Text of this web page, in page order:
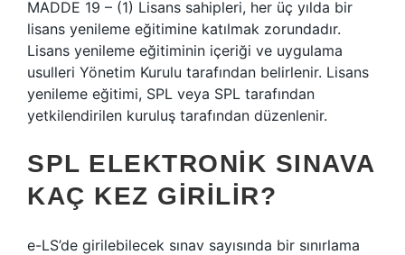
MADDE 19 – (1) Lisans sahipleri, her üç yılda bir
lisans yenileme eğitimine katılmak zorundadır.
Lisans yenileme eğitiminin içeriği ve uygulama
usulleri Yönetim Kurulu tarafından belirlenir. Lisans
yenileme eğitimi, SPL veya SPL tarafından
yetkilendirilen kuruluş tarafından düzenlenir.
SPL ELEKTRONIK SINAVA
KAÇ KEZ GIRILIR?
e-LS’de girilebilecek sınav sayısında bir sınırlama